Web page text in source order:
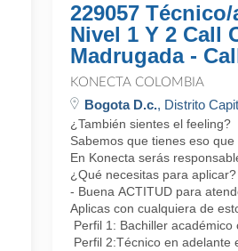
229057
Nivel 1 Y 2 Call
Madrugada -
KONECTA COLOMBIA
Bogota D.c., Distrito
¿También sientes el feeling?
Sabemos que tienes eso
En Konecta serás
¿Qué necesitas para aplicar?
- Buena ACTITUD para
Aplicas con cualquiera de
Perfil 1: Bachiller académico
Perfil 2:Técnico en